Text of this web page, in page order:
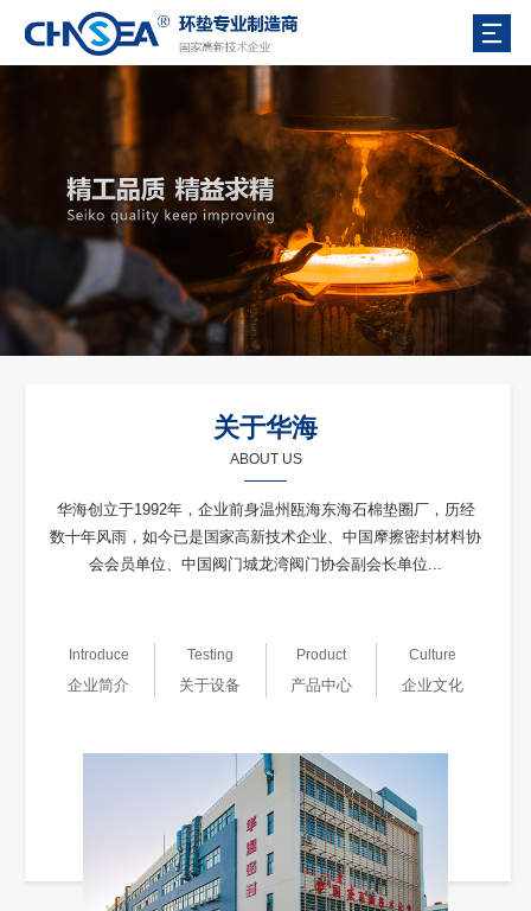
关于华海
ABOUT US
华海创立于1992年，企业前身温州瓯海东海石棉垫圈厂，历经
数十年风雨，如今已是国家高新技术企业、中国摩擦密封材料协
会会员单位、中国阀门城龙湾阀门协会副会长单位...
Introduce
企业简介
Testing
关于设备
Product
产品中心
Culture
企业文化